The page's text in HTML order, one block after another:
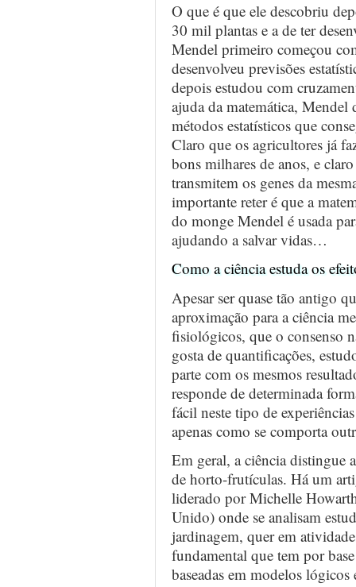
O que é que ele descobriu
30 mil plantas e a de ter
Mendel primeiro começou
desenvolveu previsões
depois estudou com
ajuda da matemática, Mendel
métodos estatísticos que
Claro que os agricultores já
bons milhares de anos, e
transmitem os genes da
importante reter é que a
do monge Mendel é usada
ajudando a salvar vidas…
Como a ciência estuda os
Apesar ser quase tão antigo
aproximação para a ciência
fisiológicos, que o consenso
gosta de quantificações,
parte com os mesmos
responde de determinada
fácil neste tipo de
apenas como se comporta
Em geral, a ciência distingue
de horto-frutículas. Há um
liderado por Michelle
Unido) onde se analisam
jardinagem, quer em
fundamental que tem por
baseadas em modelos